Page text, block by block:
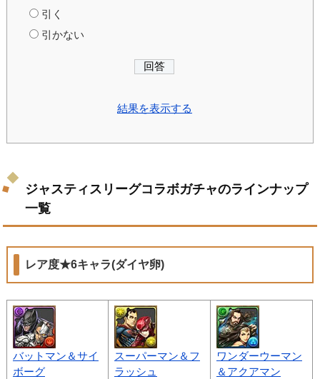
引く
引かない
結果を表示する
ジャスティスリーグコラボガチャのラインナップ
一覧
レア度★6キャラ(ダイヤ卵)
バットマン＆サイ
ボーグ
スーパーマン＆フ
ラッシュ
ワンダーウーマン
＆アクアマン